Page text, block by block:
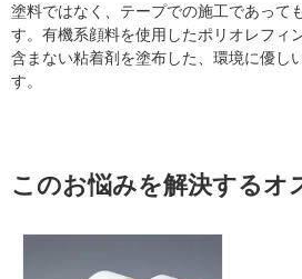
塗料ではなく、テープでの施工であって
す。有機系顔料を使用したポリオレフィ
含まない粘着剤を塗布した、環境に優し
す。
このお悩みを解決するオ